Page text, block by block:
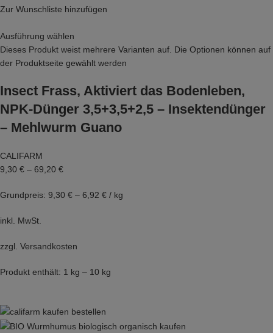
Zur Wunschliste hinzufügen
Ausführung wählen
Dieses Produkt weist mehrere Varianten auf. Die Optionen können auf
der Produktseite gewählt werden
Insect Frass, Aktiviert das Bodenleben,
NPK-Dünger 3,5+3,5+2,5 – Insektendünger
– Mehlwurm Guano
CALIFARM
9,30 € – 69,20 €
Grundpreis: 9,30 € – 6,92 € / kg
inkl. MwSt.
zzgl. Versandkosten
Produkt enthält: 1 kg – 10 kg